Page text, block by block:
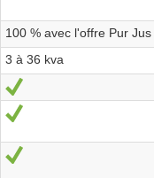
100 % avec l'offre Pur Jus
3 à 36 kva
Ja
Ja
Ja